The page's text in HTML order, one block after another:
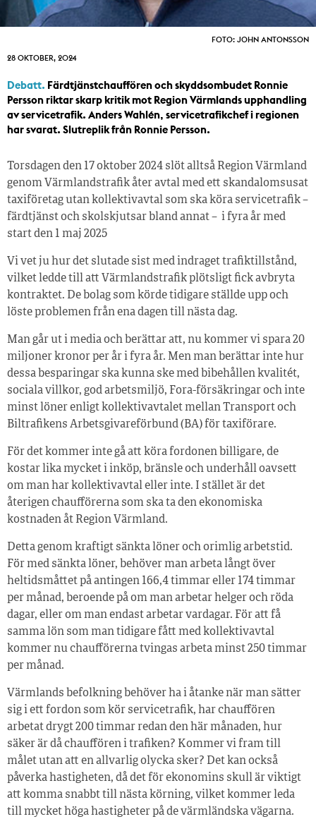
FOTO: JOHN ANTONSSON
28 OKTOBER, 2024
Debatt. Färdtjänstchauffören och skyddsombudet Ronnie
Persson riktar skarp kritik mot Region Värmlands upphandling
av servicetrafik. Anders Wahlén, servicetrafikchef i regionen
har svarat. Slutreplik från Ronnie Persson.
Torsdagen den 17 oktober 2024 slöt alltså Region Värmland
genom Värmlandstrafik åter avtal med ett skandalomsusat
taxiföretag utan kollektivavtal som ska köra servicetrafik –
färdtjänst och skolskjutsar bland annat – i fyra år med
start den 1 maj 2025
Vi vet ju hur det slutade sist med indraget trafiktillstånd,
vilket ledde till att Värmlandstrafik plötsligt fick avbryta
kontraktet. De bolag som körde tidigare ställde upp och
löste problemen från ena dagen till nästa dag.
Man går ut i media och berättar att, nu kommer vi spara 20
miljoner kronor per år i fyra år. Men man berättar inte hur
dessa besparingar ska kunna ske med bibehållen kvalitét,
sociala villkor, god arbetsmiljö, Fora-försäkringar och inte
minst löner enligt kollektivavtalet mellan Transport och
Biltrafikens Arbetsgivareförbund (BA) för taxiförare.
För det kommer inte gå att köra fordonen billigare, de
kostar lika mycket i inköp, bränsle och underhåll oavsett
om man har kollektivavtal eller inte. I stället är det
återigen chaufförerna som ska ta den ekonomiska
kostnaden åt Region Värmland.
Detta genom kraftigt sänkta löner och orimlig arbetstid.
För med sänkta löner, behöver man arbeta långt över
heltidsmåttet på antingen 166,4 timmar eller 174 timmar
per månad, beroende på om man arbetar helger och röda
dagar, eller om man endast arbetar vardagar. För att få
samma lön som man tidigare fått med kollektivavtal
kommer nu chaufförerna tvingas arbeta minst 250 timmar
per månad.
Värmlands befolkning behöver ha i åtanke när man sätter
sig i ett fordon som kör servicetrafik, har chauffören
arbetat drygt 200 timmar redan den här månaden, hur
säker är då chauffören i trafiken? Kommer vi fram till
målet utan att en allvarlig olycka sker? Det kan också
påverka hastigheten, då det för ekonomins skull är viktigt
att komma snabbt till nästa körning, vilket kommer leda
till mycket höga hastigheter på de värmländska vägarna.